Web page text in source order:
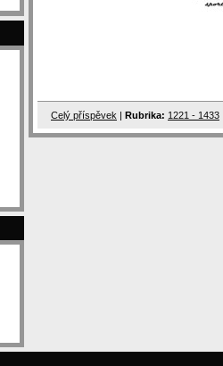
Celý příspěvek | Rubrika: 1221 - 1433